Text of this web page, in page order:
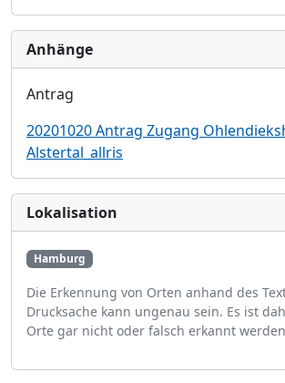
Anhänge
Antrag
20201020 Antrag Zugang
Alstertal_allris
Lokalisation
Hamburg
Die Erkennung von Orten anhand des
Drucksache kann ungenau sein. Es ist
Orte gar nicht oder falsch erkannt